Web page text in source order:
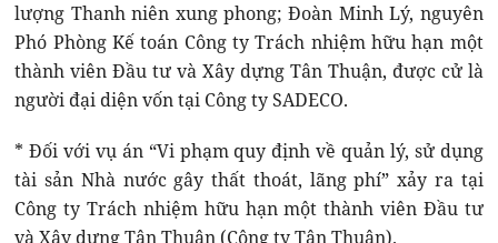
lượng Thanh niên xung phong; Đoàn Minh Lý, nguyên
Phó Phòng Kế toán Công ty Trách nhiệm hữu hạn một
thành viên Đầu tư và Xây dựng Tân Thuận, được cử là
người đại diện vốn tại Công ty SADECO.
* Đối với vụ án “Vi phạm quy định về quản lý, sử dụng
tài sản Nhà nước gây thất thoát, lãng phí” xảy ra tại
Công ty Trách nhiệm hữu hạn một thành viên Đầu tư
và Xây dựng Tân Thuận (Công ty Tân Thuận).